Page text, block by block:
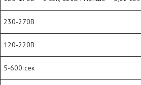
230-270B
120-220B
5-600 сек